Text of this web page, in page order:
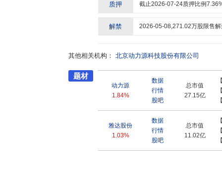
动力源凭借自身产品实力,成为中国铁塔,中国
园、港珠澳大桥、大兴国际机场等项目。动
质押 截止2026-07-24质押比例7.36
解禁 2026-05-08,271.02万股限售
其他相关机构： 北京动力源科技股份有限公司
题材
动力源
1.84%
数据
行情
股吧
总市值
27.15亿
雅达股份
1.03%
数据
行情
股吧
总市值
11.02亿